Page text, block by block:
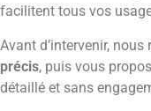
facilitent tous vos
Avant d’intervenir, nous
précis, puis vous
détaillé et sans